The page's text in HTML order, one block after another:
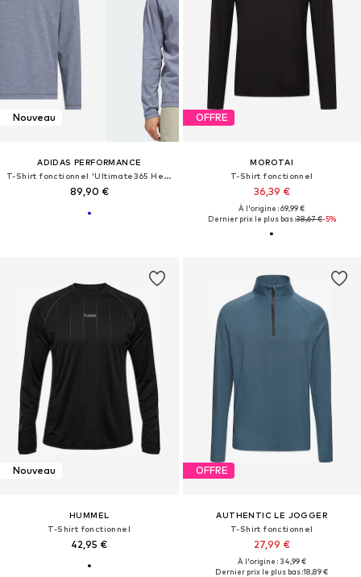
Nouveau
ADIDAS PERFORMANCE
T-Shirt fonctionnel 'Ultimate365 Heather'
89,90 €
OFFRE
MOROTAI
T-Shirt fonctionnel
36,39 €
À l'origine : 69,99 €
Dernier prix le plus bas :38,67 €-5%
Nouveau
HUMMEL
T-Shirt fonctionnel
42,95 €
OFFRE
AUTHENTIC LE JOGGER
T-Shirt fonctionnel
27,99 €
À l'origine : 34,99 €
Dernier prix le plus bas :18,89 €